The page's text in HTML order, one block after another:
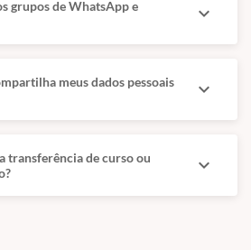
grupos de WhatsApp e
expand_more
meus dados pessoais
expand_more
transferência de curso ou
expand_more